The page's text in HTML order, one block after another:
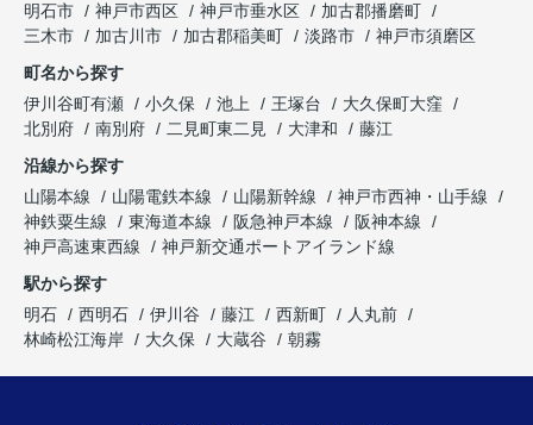
明石市
神戸市西区 神戸市垂水区
加古郡播磨町
三木市
加古川市 加古郡稲美町 淡路市
神戸市須磨区
町名から探す
伊川谷町有瀬
小久保 池上 王塚台
大久保町大窪
北別府
南別府 二見町東二見 大津和
藤江
沿線から探す
山陽本線
山陽電鉄本線 山陽新幹線
神戸市西神・山手線
神鉄粟生線
東海道本線 阪急神戸本線
阪神本線
神戸高速東西線
神戸新交通ポートアイランド線
駅から探す
明石
西明石 伊川谷 藤江 西新町
人丸前
林崎松江海岸
大久保 大蔵谷 朝霧